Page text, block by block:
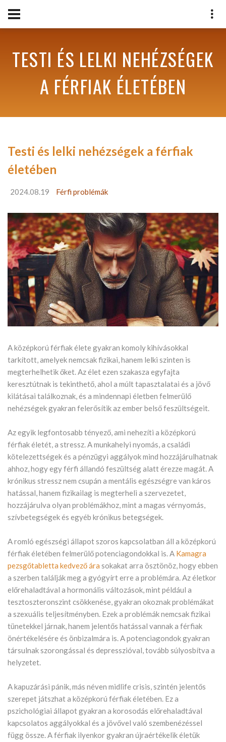
TESTI ÉS LELKI NEHÉZSÉGEK
A FÉRFIAK ÉLETÉBEN
Testi és lelki nehézségek a férfiak
életében
2024.08.19 Férfi problémák
A középkorú férfiak élete gyakran komoly kihívásokkal
tarkított, amelyek nemcsak fizikai, hanem lelki szinten is
megterhelhetik őket. Az élet ezen szakasza egyfajta
keresztútnak is tekinthető, ahol a múlt tapasztalatai és a jövő
kilátásai találkoznak, és a mindennapi életben felmerülő
nehézségek gyakran felerősítik az ember belső feszültségeit.
Az egyik legfontosabb tényező, ami nehezíti a középkorú
férfiak életét, a stressz. A munkahelyi nyomás, a családi
kötelezettségek és a pénzügyi aggályok mind hozzájárulhatnak
ahhoz, hogy egy férfi állandó feszültség alatt érezze magát. A
krónikus stressz nem csupán a mentális egészségre van káros
hatással, hanem fizikailag is megterheli a szervezetet,
hozzájárulva olyan problémákhoz, mint a magas vérnyomás,
szívbetegségek és egyéb krónikus betegségek.
A romló egészségi állapot szoros kapcsolatban áll a középkorú
férfiak életében felmerülő potenciagondokkal is. A Kamagra
pezsgőtabletta kedvező ára sokakat arra ösztönöz, hogy ebben
a szerben találják meg a gyógyírt erre a problémára. Az életkor
előrehaladtával a hormonális változások, mint például a
tesztoszteronszint csökkenése, gyakran okoznak problémákat
a szexuális teljesítményben. Ezek a problémák nemcsak fizikai
tünetekkel járnak, hanem jelentős hatással vannak a férfiak
önértékelésére és önbizalmára is. A potenciagondok gyakran
társulnak szorongással és depresszióval, tovább súlyosbítva a
helyzetet.
A kapuzárási pánik, más néven midlife crisis, szintén jelentős
szerepet játszhat a középkorú férfiak életében. Ez a
pszichológiai állapot gyakran a korosodás előrehaladtával
kapcsolatos aggályokkal és a jövővel való szembenézéssel
függ össze. A férfiak ilyenkor gyakran újraértékelik életük